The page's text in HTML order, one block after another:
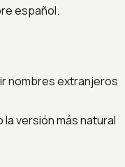
español.
nombres extranjeros
versión más natural